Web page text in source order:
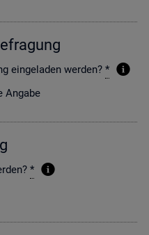
ein­ge­la­den wer­den? *
Angabe
*